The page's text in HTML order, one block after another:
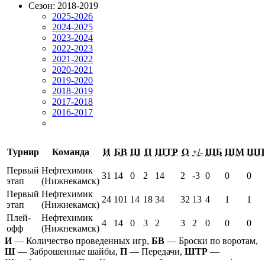
Сезон: 2018-2019
2025-2026
2024-2025
2023-2024
2022-2023
2021-2022
2020-2021
2019-2020
2018-2019
2017-2018
2016-2017
Турнир Команда И БВ Ш П ШТР О +/- ШБ ШМ ШП
Первый
этап
Нефтехимик
(Нижнекамск)
31 14 0 2 14 2 -3 0 0
0
Первый
этап
Нефтехимик
(Нижнекамск)
24 101 14 18 34 32 13 4 1
1
Плей-
офф
Нефтехимик
(Нижнекамск)
4 14 0 3 2 3 2 0 0
0
И— Количество проведенных игр, БВ — Броски по воротам,
Ш — Заброшенные шайбы, П — Передачи, ШТР —